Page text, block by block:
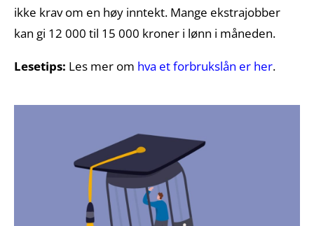
ikke krav om en høy inntekt. Mange ekstrajobber
kan gi 12 000 til 15 000 kroner i lønn i måneden.
Lesetips: Les mer om hva et forbrukslån er her.